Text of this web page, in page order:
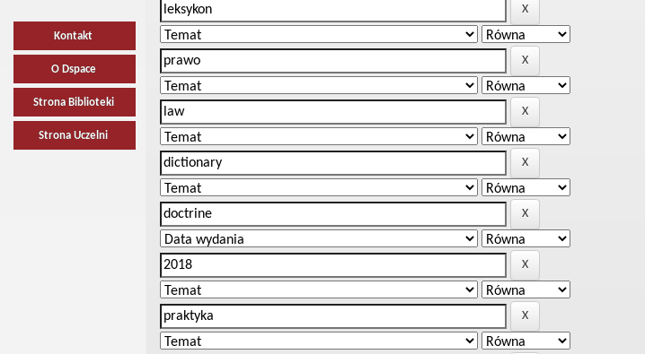
Kontakt
O Dspace
Strona Biblioteki
Strona Uczelni